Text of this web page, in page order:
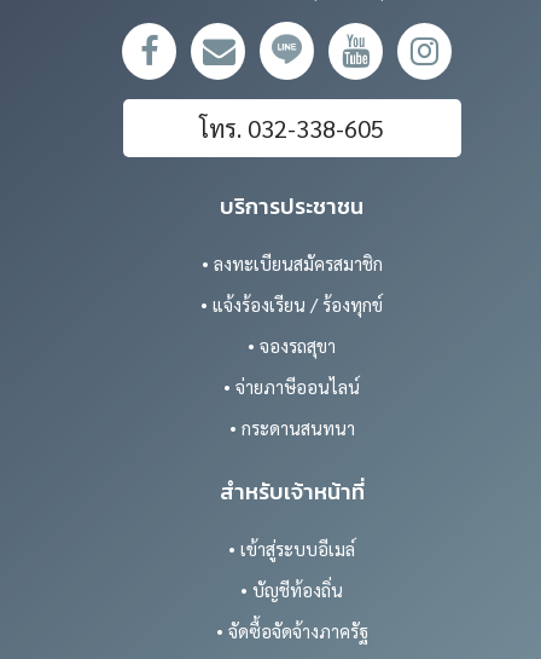
โทร. 032-338-605
บริการประชาชน
• ลงทะเบียนสมัครสมาชิก
• แจ้งร้องเรียน / ร้องทุกข์
• จองรถสุขา
• จ่ายภาษีออนไลน์
• กระดานสนทนา
สำหรับเจ้าหน้าที่
• เข้าสู่ระบบอีเมล์
• บัญชีท้องถิ่น
• จัดซื้อจัดจ้างภาครัฐ